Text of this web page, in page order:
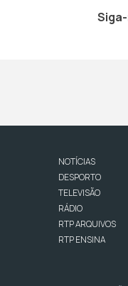
NOTÍCIAS
DESPORTO
TELEVISÃO
RÁDIO
RTP ARQUIVOS
RTP ENSINA